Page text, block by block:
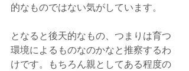
的なものではない気がしています。
となると後天的なもの、つまりは育つ
環境によるものなのかなと推察するわ
けです。もちろん親としてある程度の